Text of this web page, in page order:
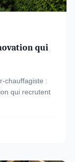
qui
chauffagiste :
qui recrutent